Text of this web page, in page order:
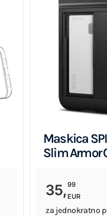
Maskica
Slim Armor
35,99
EUR
za jednokratno